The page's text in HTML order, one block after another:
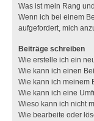
Was ist mein Rang
Wenn ich bei einem
aufgefordert, mich
Beiträge schreiben
Wie erstelle ich ein
Wie kann ich einen
Wie kann ich meinem
Wie kann ich eine
Wieso kann ich nicht
Wie bearbeite oder